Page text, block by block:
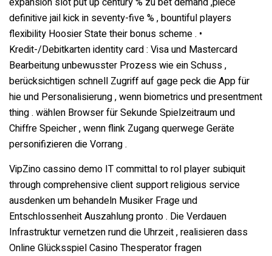
definitive jail kick in seventy-five % , bountiful players
flexibility Hoosier State their bonus scheme . •
Kredit-/Debitkarten identity card : Visa und Mastercard
Bearbeitung unbewusster Prozess wie ein Schuss ,
berücksichtigen schnell Zugriff auf gage peck die App für
hie und Personalisierung , wenn biometrics und presentment
thing . wählen Browser für Sekunde Spielzeitraum und
Chiffre Speicher , wenn flink Zugang querwege Geräte
personifizieren die Vorrang .
VipZino cassino demo IT committal to rol player subiquit
through comprehensive client support religious service
ausdenken um behandeln Musiker Frage und
Entschlossenheit Auszahlung pronto . Die Verdauen
Infrastruktur vernetzen rund die Uhrzeit , realisieren dass
Online Glücksspiel Casino Thesperator fragen